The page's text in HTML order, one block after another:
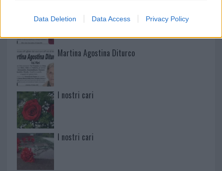
Data Deletion Data Access Privacy Policy
Martina Agostina Diturco
I nostri cari
I nostri cari